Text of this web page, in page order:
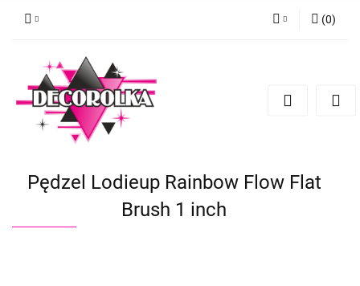
Dodaj zgłoszenie
(0)
Pędzel Lodieup Rainbow Flow Flat
Brush 1 inch